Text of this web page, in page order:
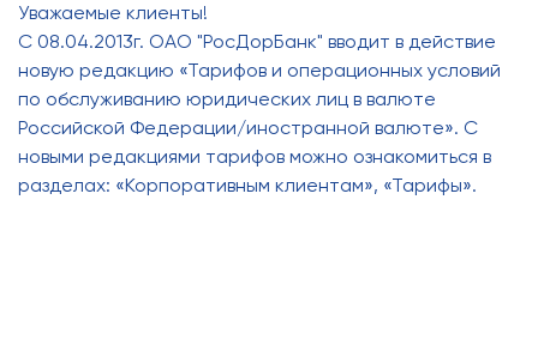
Уважаемые клиенты!
С 08.04.2013г. ОАО "РосДорБанк" вводит в действие
новую редакцию «Тарифов и операционных условий
по обслуживанию юридических лиц в валюте
Российской Федерации/иностранной валюте». С
новыми редакциями тарифов можно ознакомиться в
разделах: «Корпоративным клиентам», «Тарифы».